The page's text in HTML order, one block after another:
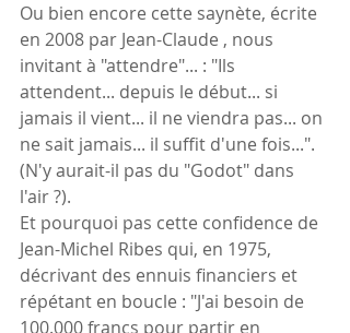
Ou bien encore cette saynète, écrite
en 2008 par Jean-Claude , nous
invitant à "attendre"... : "Ils
attendent... depuis le début... si
jamais il vient... il ne viendra pas... on
ne sait jamais... il suffit d'une fois...".
(N'y aurait-il pas du "Godot" dans
l'air ?).
Et pourquoi pas cette confidence de
Jean-Michel Ribes qui, en 1975,
décrivant des ennuis financiers et
répétant en boucle : "J'ai besoin de
100.000 francs pour partir en